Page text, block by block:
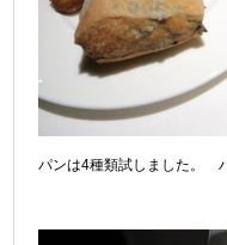
パンは4種類試しました。